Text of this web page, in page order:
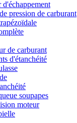
d'échappement
pression de carburant
de carburant
d'étanchéité
soupapes
moteur